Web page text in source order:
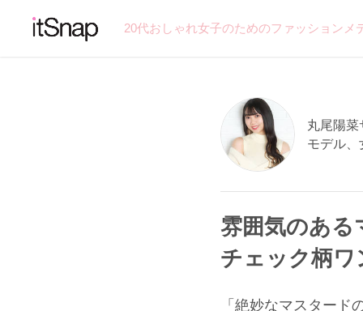
20代おしゃれ女子のためのファッション
丸尾陽菜
モデル、
雰囲気のある
チェック柄
「絶妙なマスター